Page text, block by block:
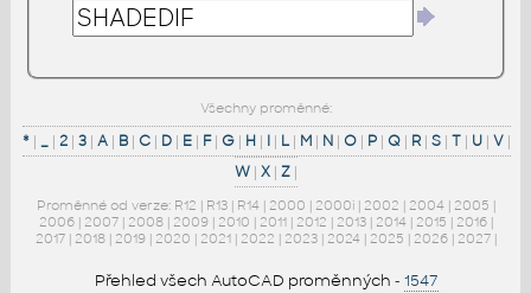
Všechny proměnné:
*| _| 2| 3| A| B| C| D| E| F| G| H| I| L| M| N| O| P| Q| R| S| T| U| V|
W | X | Z |
Proměnné od verze: R12 | R13 | R14 | 2000 | 2000i | 2002 | 2004 | 2005 |
2006 | 2007 | 2008 | 2009 | 2010 | 2011 | 2012 | 2013 | 2014 | 2015 | 2016 |
2017 | 2018 | 2019 | 2020 | 2021 | 2022 | 2023 | 2024 | 2025 | 2026 | 2027 |
Přehled všech AutoCAD proměnných - 1547